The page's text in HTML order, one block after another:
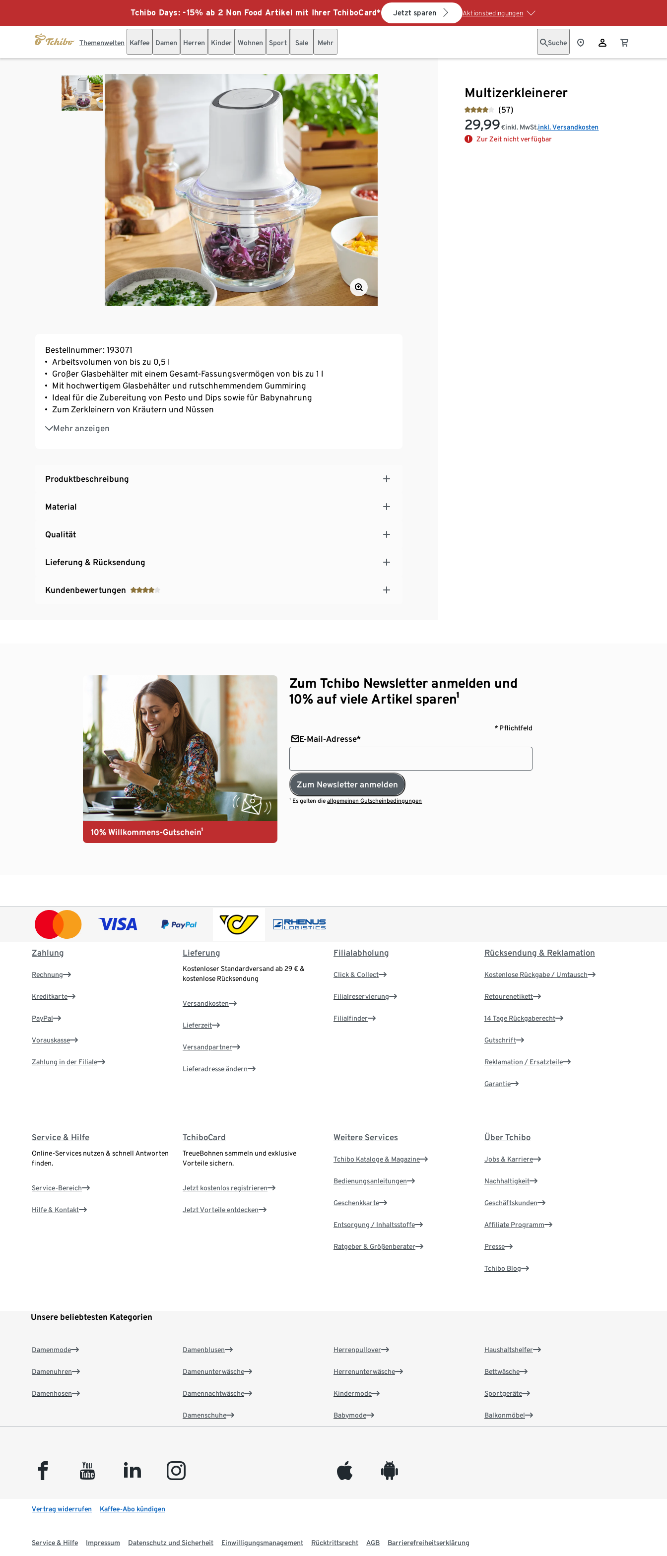
Tchibo Days: -15% ab 2 Non Food Artikel mit Ihrer TchiboCard* Jetzt sparen Aktionsbedingungen
Themenwelten Kaffee Damen Herren Kinder Wohnen Sport Sale Mehr Suche
Multizerkleinerer
(57)
29,99 €inkl. MwSt.inkl. Versandkosten
Zur Zeit nicht verfügbar
Bestellnummer: 193071
Arbeitsvolumen von bis zu 0,5 l
Großer Glasbehälter mit einem Gesamt-Fassungsvermögen von bis zu 1 l
Mit hochwertigem Glasbehälter und rutschhemmendem Gummiring
Ideal für die Zubereitung von Pesto und Dips sowie für Babynahrung
Zum Zerkleinern von Kräutern und Nüssen
Mehr anzeigen
2 Doppel-Klingen
Produktbeschreibung
Material
Qualität
Lieferung & Rücksendung
Kundenbewertungen
10% Willkommens-Gutschein¹
Zum Tchibo Newsletter anmelden und
10% auf viele Artikel sparen¹
* Pflichtfeld
E-Mail-Adresse*
Zum Newsletter anmelden
¹ Es gelten dieallgemeinen Gutscheinbedingungen
Zahlung
Rechnung
Kreditkarte
PayPal
Vorauskasse
Zahlung in der Filiale
Lieferung
Kostenloser Standardversand ab 29 € &
kostenlose Rücksendung
Versandkosten
Lieferzeit
Versandpartner
Lieferadresse ändern
Filialabholung
Click & Collect
Filialreservierung
Filialfinder
Rücksendung & Reklamation
Kostenlose Rückgabe / Umtausch
Retourenetikett
14 Tage Rückgaberecht
Gutschrift
Reklamation / Ersatzteile
Garantie
Service & Hilfe
Online-Services nutzen & schnell Antworten
finden.
Service-Bereich
Hilfe & Kontakt
TchiboCard
TreueBohnen sammeln und exklusive
Vorteile sichern.
Jetzt kostenlos registrieren
Jetzt Vorteile entdecken
Weitere Services
Tchibo Kataloge & Magazine
Bedienungsanleitungen
Geschenkkarte
Entsorgung / Inhaltsstoffe
Ratgeber & Größenberater
Über Tchibo
Jobs & Karriere
Nachhaltigkeit
Geschäftskunden
Affiliate Programm
Presse
Tchibo Blog
Unsere beliebtesten Kategorien
Damenmode
Damenuhren
Damenhosen
Damenblusen
Damenunterwäsche
Damennachtwäsche
Damenschuhe
Herrenpullover
Herrenunterwäsche
Kindermode
Babymode
Haushaltshelfer
Bettwäsche
Sportgeräte
Balkonmöbel
facebook youtube linkedin instagram appleinc android
Vertrag widerrufen Kaffee-Abo kündigen
Service & Hilfe Impressum Datenschutz und Sicherheit Einwilligungsmanagement Rücktrittsrecht AGB Barrierefreiheitserklärung